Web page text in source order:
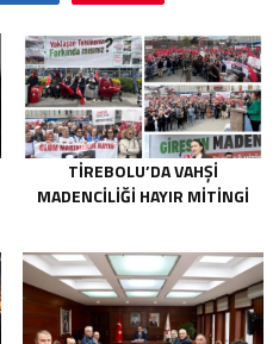
TIREBOLU’DA VAHŞI
MADENCILIĞI HAYIR MITINGI